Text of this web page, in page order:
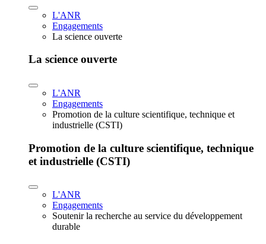
L'ANR
Engagements
La science ouverte
La science ouverte
L'ANR
Engagements
Promotion de la culture scientifique, technique et
industrielle (CSTI)
Promotion de la culture scientifique, technique
et industrielle (CSTI)
L'ANR
Engagements
Soutenir la recherche au service du développement
durable